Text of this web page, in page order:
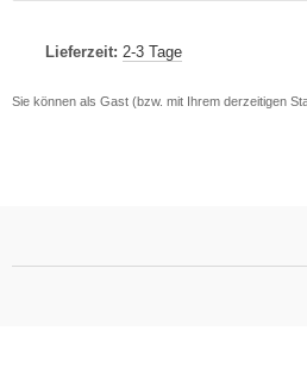
Lieferzeit: 2-3 Tage
Sie können als Gast (bzw. mit Ihrem derzeitigen